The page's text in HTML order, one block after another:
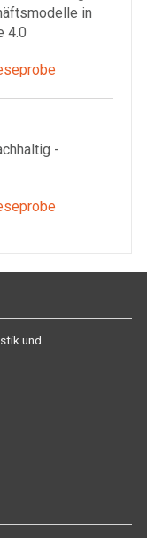
in
4.0
-
und